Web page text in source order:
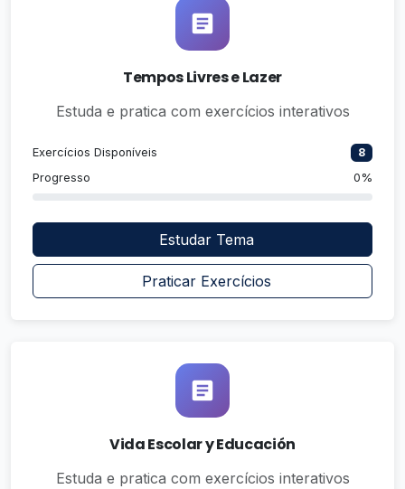
Tempos Livres e Lazer
Estuda e pratica com exercícios interativos
Exercícios Disponíveis
8
Progresso
0%
Estudar Tema
Praticar Exercícios
Vida Escolar y Educación
Estuda e pratica com exercícios interativos